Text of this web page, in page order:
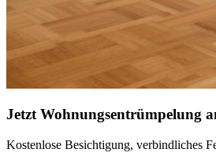
JetztWohnungsentrümpelung
Kostenlose Besichtigung, verbindliches